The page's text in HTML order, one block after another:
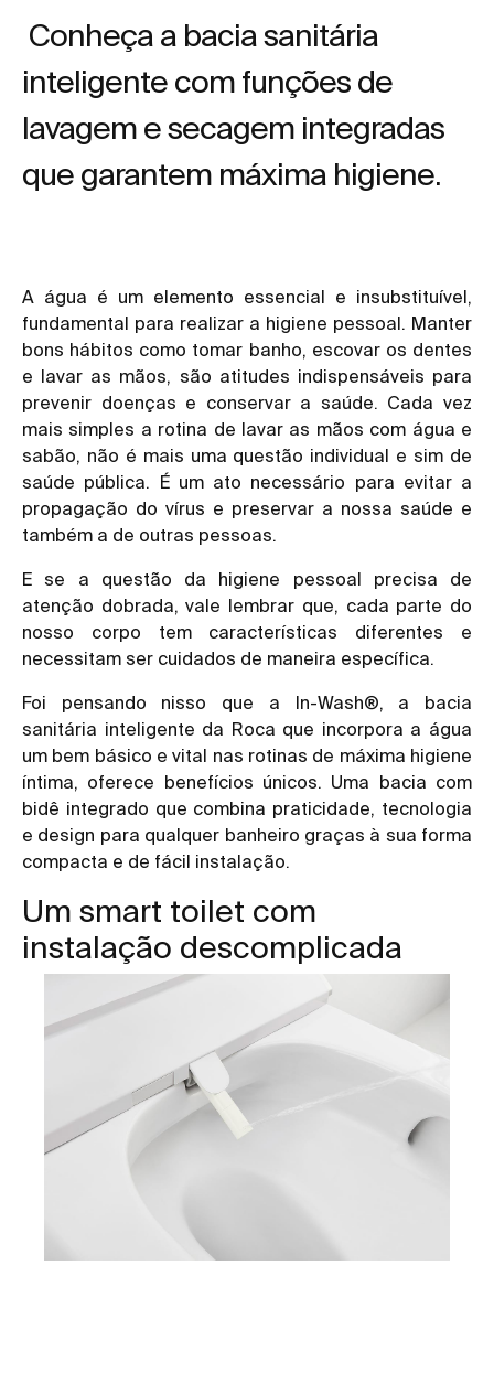
Conheça a bacia sanitária
inteligente com funções de
lavagem e secagem integradas
que garantem máxima higiene.
A água é um elemento essencial e insubstituível,
fundamental para realizar a higiene pessoal. Manter
bons hábitos como tomar banho, escovar os dentes
e lavar as mãos , são atitudes indispensáveis para
prevenir doenças e conservar a saúde. Cada vez
mais simples a rotina de lavar as mãos com água e
sabão, não é mais uma questão individual e sim de
saúde pública. É um ato necessário para evitar a
propagação do vírus e preservar a nossa saúde e
também a de outras pessoas.
E se a questão da higiene pessoal precisa de
atenção dobrada, vale lembrar que, cada parte do
nosso corpo tem características diferentes e
necessitam ser cuidados de maneira específica.
Foi pensando nisso que a In-Wash®, a bacia
sanitária inteligente da Roca que incorpora a água
um bem básico e vital nas rotinas de máxima higiene
íntima , oferece benefícios únicos. Uma bacia com
bidê integrado que combina praticidade, tecnologia
e design para qualquer banheiro graças à sua forma
compacta e de fácil instalação.
Um smart toilet com
instalação descomplicada